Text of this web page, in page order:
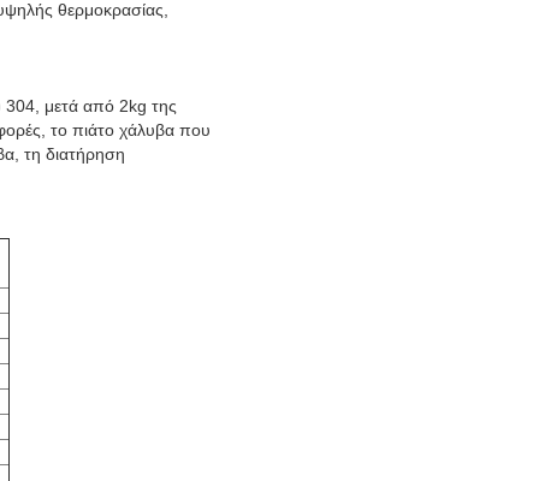
θερμοκρασίας,
304, μετά από 2kg της
το πιάτο χάλυβα που
τη διατήρηση